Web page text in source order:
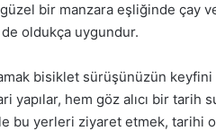
bir manzara eşliğinde çay
oldukça uygundur.
bisiklet sürüşünüzün keyfini
yapılar, hem göz alıcı bir tarih
bu yerleri ziyaret etmek, tarihi